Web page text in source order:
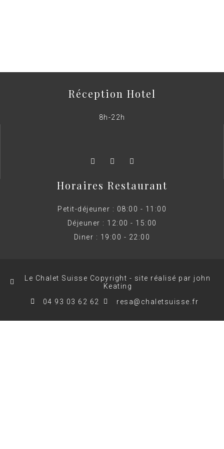
Réception Hotel
8h-22h
Horaires Restaurant
Petit-déjeuner : 08:00 - 11:00
Déjeuner : 12:00 - 15:00
Diner : 19:00 - 22:00
Le Chalet Suisse Copyright - site réalisé par john
Keating
04 93 03 62 62
resa@chaletsuisse.fr